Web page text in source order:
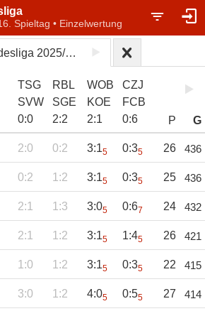
Spieltag • Einzelwertung
1. Frauen-Bundesliga 2025/26
TSG
SVW
0:0
RBL
SGE
2:2
WOB
KOE
2:1
CZJ
FCB
0:6 P G
2:0 0:2 3:15 0:35 26 436
0:2 1:2 3:15 0:35 25 436
2:1 1:3 3:05 0:67 24 432
2:1 1:2 3:15 1:45 26 421
1:0 1:2 3:15 0:35 22 415
3:0 1:2 4:05 0:55 27 414